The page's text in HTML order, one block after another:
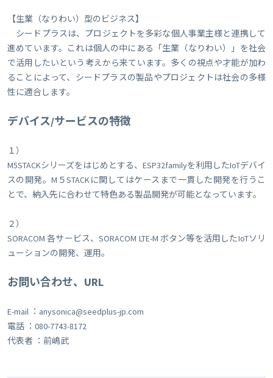
​【生業（なりわい）型のビジネス】
シードプラスは、プロジェクトを多彩な個人事業主様と連携して
進めています。これは個人の中にある「生業（なりわい）」を社会
で活用したいという考えから来ています。多くの視点や才能が加わ
ることによって、シードプラスの製品やプロジェクトは社会の多様
性に適合します。
デバイス/サービスの特徴
１）
M5STACKシリーズをはじめとする、ESP32familyを利用したIoTデバイ
スの開発。M５STACKに関してはケースまで一貫した開発を行うこ
とで、納入先に合わせて特色ある製品開発が可能となっています。
２）
SORACOM 各サービス、SORACOM LTE-M ボタン等を活用したIoTソリ
ューションの開発、運用。
お問い合わせ、URL
E-mail ：anysonica@seedplus-jp.com
電話 ：080-7743-8172
代表者 ：前嶋武